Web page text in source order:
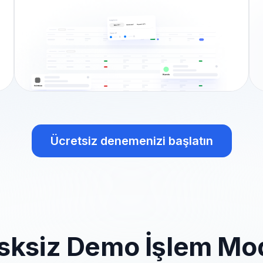
Ücretsiz denemenizi başlatın
Demo İşlem